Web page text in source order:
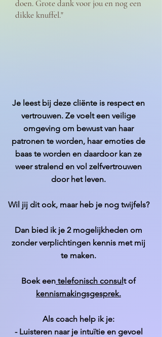
Je leest bij deze cliënte is respect en
vertrouwen. Ze voelt een veilige
omgeving om bewust van haar
patronen te worden, haar emoties de
baas te worden en daardoor kan ze
weer stralend en vol zelfvertrouwen
door het leven.
Wil jij dit ook, maar heb je nog twijfels?
Dan bied ik je 2 mogelijkheden om
zonder verplichtingen kennis met mij
te maken.
Boek een telefonisch consult of
kennismakingsgesprek.
Als coach help ik je:
- Luisteren naar je intuïtie en gevoel
doen. Grote dank voor jou en nog een
dikke knuffel."